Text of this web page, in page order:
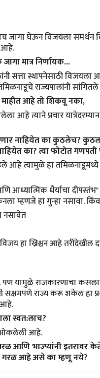
जागा घेऊन विजयला
आहे.
मात्र निर्णायक...
सत्ता स्थापनेसाठी विजयला
राज्यपालांनी
माहीत आहे तो शिकवू नका,
आहे त्याने प्रचार
नाहियेत का कुठलेच?
का? त्या फोटोत
आहे त्यामुळे हा
आध्यात्मिक धैर्याचा दीपस्तंभ"
म्हणजे हा गुन्हा नसावा.
नसावेत
विजय हा ख्रिश्चन आहे
पण यामुळे राजकारणाचा
सक्षमपणे राज्य करू शकेल
आहे.
स्वत:लाच?
ओकलेली आहे.
आणि भाज्प्यांनी इतरावर
आहे असे का म्हणू नये?